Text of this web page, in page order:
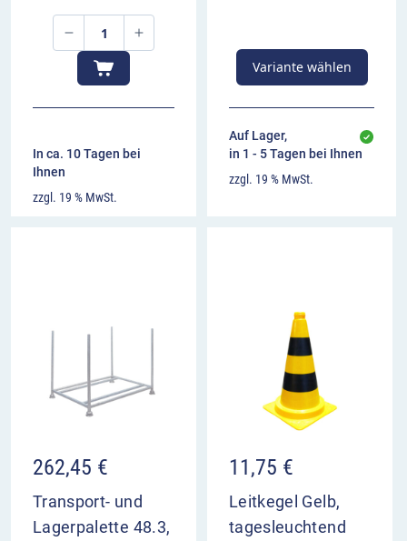
In ca. 10 Tagen bei
Ihnen
zzgl. 19 % MwSt.
Variante wählen
Auf Lager,
in 1 - 5 Tagen bei Ihnen
zzgl. 19 % MwSt.
262,45 €
Transport- und
Lagerpalette 48.3,
11,75 €
Leitkegel Gelb,
tagesleuchtend